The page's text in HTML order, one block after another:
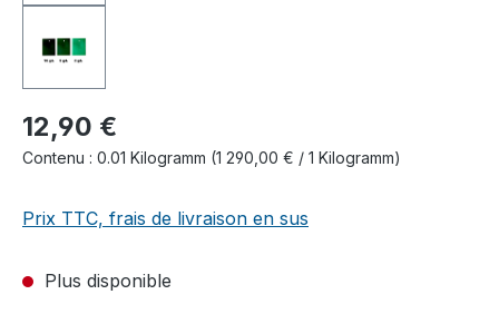
12,90 €
Contenu : 0.01 Kilogramm (1 290,00 € / 1 Kilogramm)
Prix TTC, frais de livraison en sus
Plus disponible